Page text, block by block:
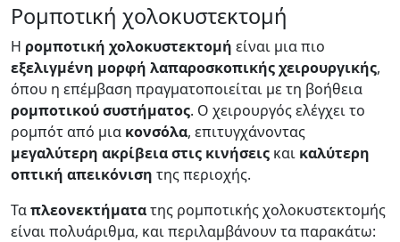
Ρομποτική χολοκυστεκτομή
Η ρομποτική χολοκυστεκτομή είναι μια πιο
εξελιγμένη μορφή λαπαροσκοπικής χειρουργικής,
όπου η επέμβαση πραγματοποιείται με τη βοήθεια
ρομποτικού συστήματος. Ο χειρουργός ελέγχει το
ρομπότ από μια κονσόλα, επιτυγχάνοντας
μεγαλύτερη ακρίβεια στις κινήσεις και καλύτερη
οπτική απεικόνιση της περιοχής.
Ταπλεονεκτήματατης ρομποτικής χολοκυστεκτομής
είναι πολυάριθμα, και περιλαμβάνουν τα παρακάτω: